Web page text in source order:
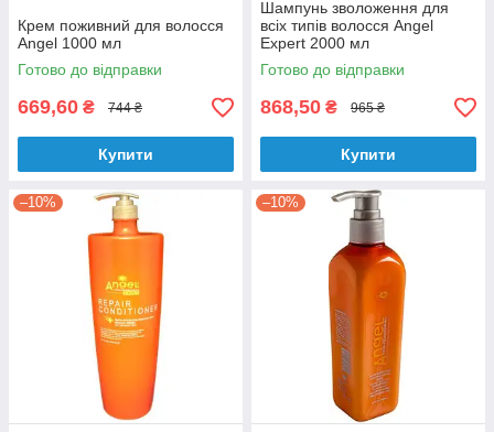
Крем поживний для волосся
Angel 1000 мл
Готово до відправки
669,60 ₴ 744 ₴
Купити
Шампунь зволоження для
всіх типів волосся Angel
Expert 2000 мл
Готово до відправки
868,50 ₴ 965 ₴
Купити
–10% –10%